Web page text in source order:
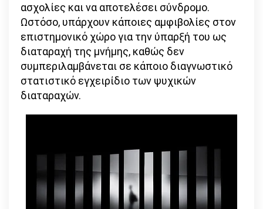
ασχολίες και να αποτελέσει σύνδρομο.
Ωστόσο, υπάρχουν κάποιες αμφιβολίες στον
επιστημονικό χώρο για την ύπαρξή του ως
διαταραχή της μνήμης, καθώς δεν
συμπεριλαμβάνεται σε κάποιο διαγνωστικό
στατιστικό εγχειρίδιο των ψυχικών
διαταραχών.